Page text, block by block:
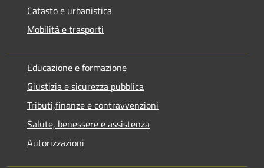
Catasto e urbanistica
Mobilità e trasporti
Educazione e formazione
Giustizia e sicurezza pubblica
Tributi,finanze e contravvenzioni
Salute, benessere e assistenza
Autorizzazioni